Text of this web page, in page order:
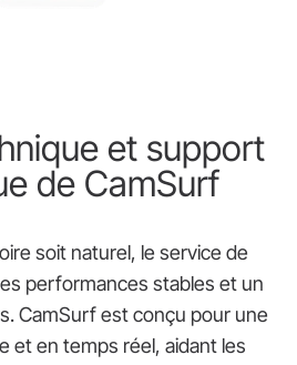
et support
de CamSurf
soit naturel, le service de
performances stables et un
CamSurf est conçu pour une
et en temps réel, aidant les